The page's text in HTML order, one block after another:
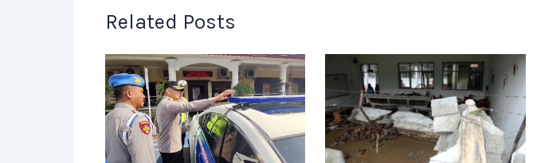
Related Posts